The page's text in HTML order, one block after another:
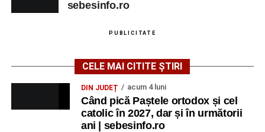
sebesinfo.ro
PUBLICITATE
CELE MAI CITITE ȘTIRI
DIN JUDEȚ acum 4 luni
Când pică Paștele ortodox și cel
catolic în 2027, dar și în următorii
ani | sebesinfo.ro